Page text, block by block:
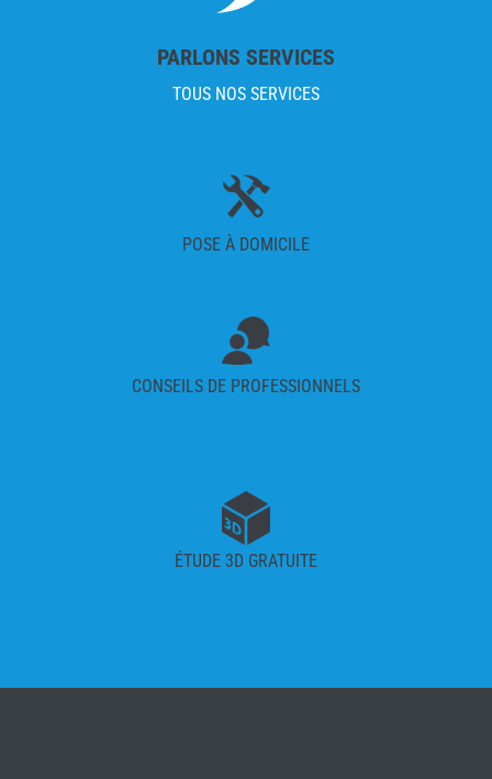
PARLONS SERVICES
TOUS NOS SERVICES
POSE À DOMICILE
CONSEILS DE PROFESSIONNELS
ÉTUDE 3D GRATUITE